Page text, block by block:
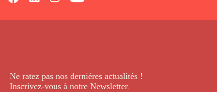
Ne ratez pas nos dernières actualités !
Inscrivez-vous à notre Newsletter.